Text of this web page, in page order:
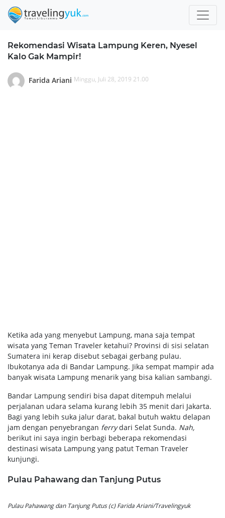
Rekomendasi Wisata Lampung Keren, Nyesel
Kalo Gak Mampir!
Farida Ariani Minggu, Juli 28, 2019 21.00
Ketika ada yang menyebut Lampung, mana saja tempat
wisata yang Teman Traveler ketahui? Provinsi di sisi selatan
Sumatera ini kerap disebut sebagai gerbang pulau.
Ibukotanya ada di Bandar Lampung. Jika sempat mampir ada
banyak wisata Lampung menarik yang bisa kalian sambangi.
Bandar Lampung sendiri bisa dapat ditempuh melalui
perjalanan udara selama kurang lebih 35 menit dari Jakarta.
Bagi yang lebih suka jalur darat, bakal butuh waktu delapan
jam dengan penyebrangan ferrydari Selat Sunda. Nah,
berikut ini saya ingin berbagi beberapa rekomendasi
destinasi wisata Lampung yang patut Teman Traveler
kunjungi.
Pulau Pahawang dan Tanjung Putus
Pulau Pahawang dan Tanjung Putus (c) Farida Ariani/Travelingyuk